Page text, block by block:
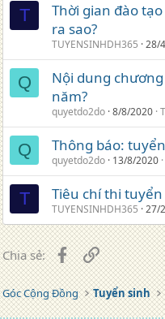
T
Thời gian đào
ra sao?
TUYENSINHDH365 28/
Q
Nội dung
năm?
quyetdo2do 8/8/2020
Q Thông báo:
quyetdo2do 13/8/2020
T Tiêu chí thi
TUYENSINHDH365 27/
Chia sẻ: Facebook
Liên kết
Góc Cộng Đồng Tuyển sinh